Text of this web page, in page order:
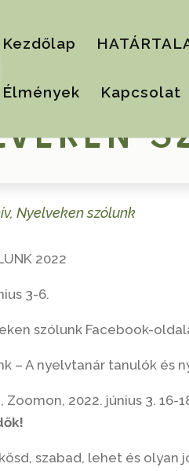
Kezdőlap
Élmények Kapcsolat
, Nyelveken szólunk
2022
3-6.
szólunk Facebook-
– A nyelvtanár tanulók és
2022. június 3. 16-
szabad, lehet és olyan